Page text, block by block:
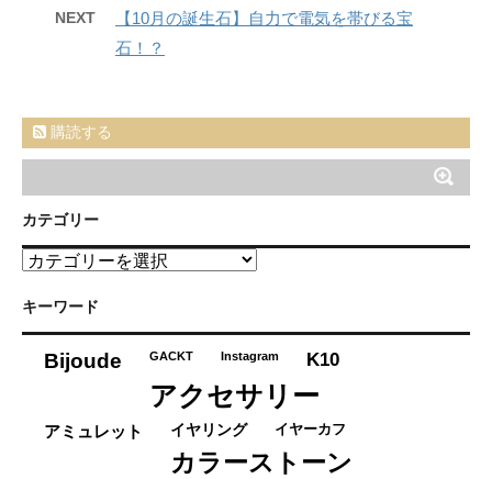
NEXT
【10月の誕生石】自力で電気を帯びる宝
石！？
購読する
カテゴリー
カ
ゴ
キーワード
Bijoude GACKT Instagram K10
アクセサリー
アミュレット イヤリング イヤーカフ
カラーストーン